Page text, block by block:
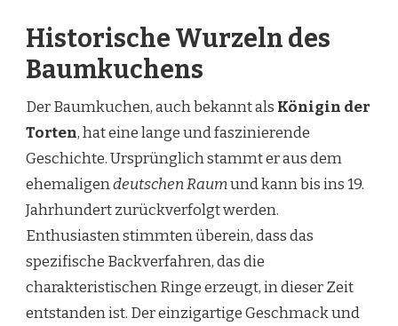
Historische Wurzeln des
Baumkuchens
Der Baumkuchen, auch bekannt als Königin der
Torten, hat eine lange und faszinierende
Geschichte. Ursprünglich stammt er aus dem
ehemaligendeutschen Raumund kann bis ins 19.
Jahrhundert zurückverfolgt werden.
Enthusiasten stimmten überein, dass das
spezifische Backverfahren, das die
charakteristischen Ringe erzeugt, in dieser Zeit
entstanden ist. Der einzigartige Geschmack und